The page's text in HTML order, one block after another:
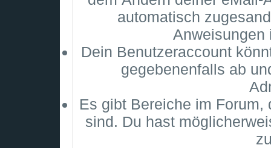
automatisch
Anweisungen
Dein Benutzeraccount
gegebenenfalls ab
Es gibt Bereiche im
sind. Du hast